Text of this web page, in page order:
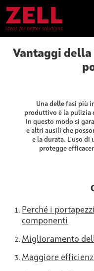
Vantaggi
Una delle fasi più
produttivo è la pulizia
In questo modo si
e altri ausili che
e la durata. L'uso di
protegge
Perché i
componenti
Miglioramento
Maggiore